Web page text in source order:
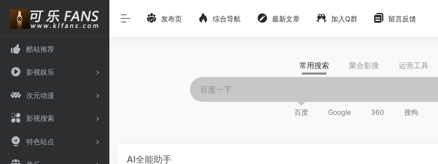
酷站推荐
影视娱乐
次元动漫
影视搜索
特色站点
发布页 综合导航 最新文章 加入Q群 留言反馈
常用搜索 聚合影搜 运营工具
百度 Google 360 搜狗
AI全能助手